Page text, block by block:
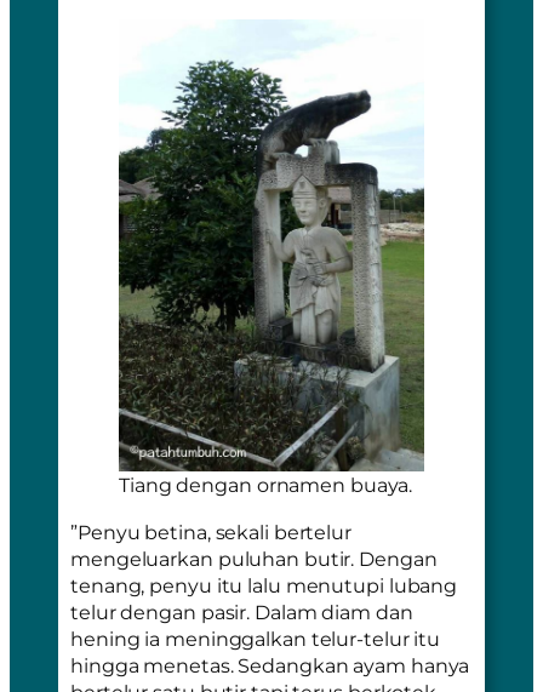
Tiang dengan ornamen buaya.
”Penyu betina, sekali bertelur
mengeluarkan puluhan butir. Dengan
tenang, penyu itu lalu menutupi lubang
telur dengan pasir. Dalam diam dan
hening ia meninggalkan telur-telur itu
hingga menetas. Sedangkan ayam hanya